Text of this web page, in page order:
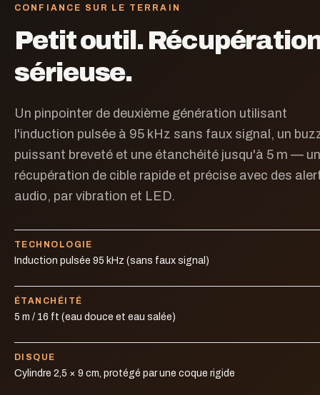
CONFIANCE SUR LE TERRAIN
Petit outil.
sérieuse.
Un pinpointer de deuxième génération utilisant
l'induction pulsée à 95 kHz sans faux signal, un
puissant breveté et une étanchéité jusqu'à 5 m —
récupération de cible rapide et précise avec des
audio, par vibration et LED.
TECHNOLOGIE
Induction pulsée 95 kHz (sans faux signal)
ÉTANCHÉITÉ
5 m / 16 ft (eau douce et eau salée)
DISQUE
Cylindre 2,5 × 9 cm, protégé par une coque rigide